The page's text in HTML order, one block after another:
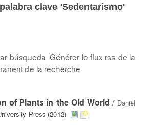
clave 'Sedentarismo'
búsqueda Générer le flux rss de la
de la recherche
of Plants in the Old World / Daniel
Press (2012)